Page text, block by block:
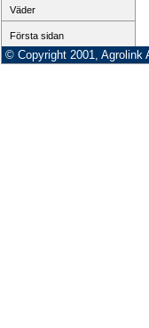
Väder
Första sidan
© Copyright 2001, Agrolink